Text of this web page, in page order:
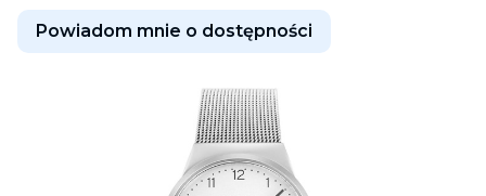
Powiadom mnie o dostępności